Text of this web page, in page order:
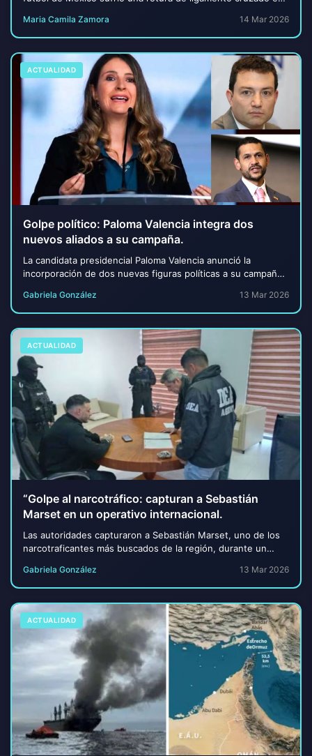
Maria Camila Zamora 14 Mar 2026
ACTUALIDAD
Golpe político: Paloma Valencia integra dos
nuevos aliados a su campaña.
La candidata presidencial Paloma Valencia anunció la
incorporación de dos nuevas figuras políticas a su campaña,
Gabriela González 13 Mar 2026
ACTUALIDAD
“Golpe al narcotráfico: capturan a Sebastián
Marset en un operativo internacional.
Las autoridades capturaron a Sebastián Marset, uno de los
narcotraficantes más buscados de la región, durante un
Gabriela González 13 Mar 2026
ACTUALIDAD